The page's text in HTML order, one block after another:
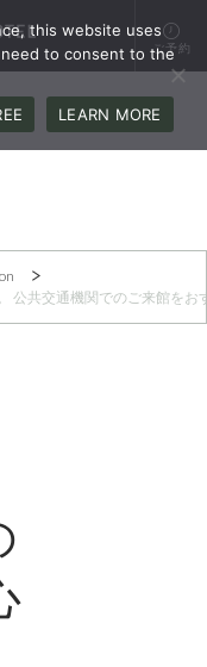
ご予約
公共交通機関でのご来館をお
this website uses
to consent to the
LEARN MORE